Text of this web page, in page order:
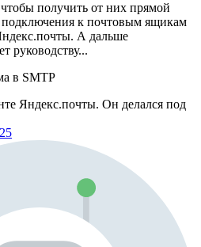
получить от них прямой
подключения к почтовым ящикам
А дальше
руководству...
в SMTP
Яндекс.почты. Он делался под